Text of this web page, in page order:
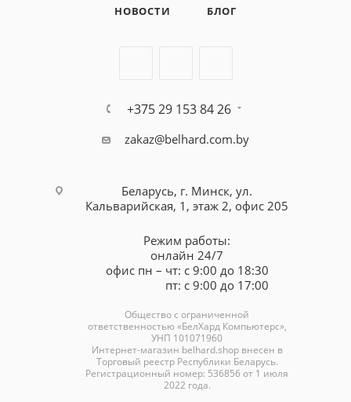
НОВОСТИ
БЛОГ
+375 29 153 84 26
zakaz@belhard.com.by
Беларусь, г. Минск, ул.
Кальварийская, 1, этаж 2, офис 205
Режим работы:
онлайн 24/7
офис пн – чт: с 9:00 до 18:30
пт: с 9:00 до 17:00
Общество с ограниченной
ответственностью «БелХард Компьютерс»,
УНП 101071960
Интернет-магазин belhard.shopвнесен в
Торговый реестр Республики Беларусь.
Регистрационный номер: 536856 от 1 июля
2022 года.